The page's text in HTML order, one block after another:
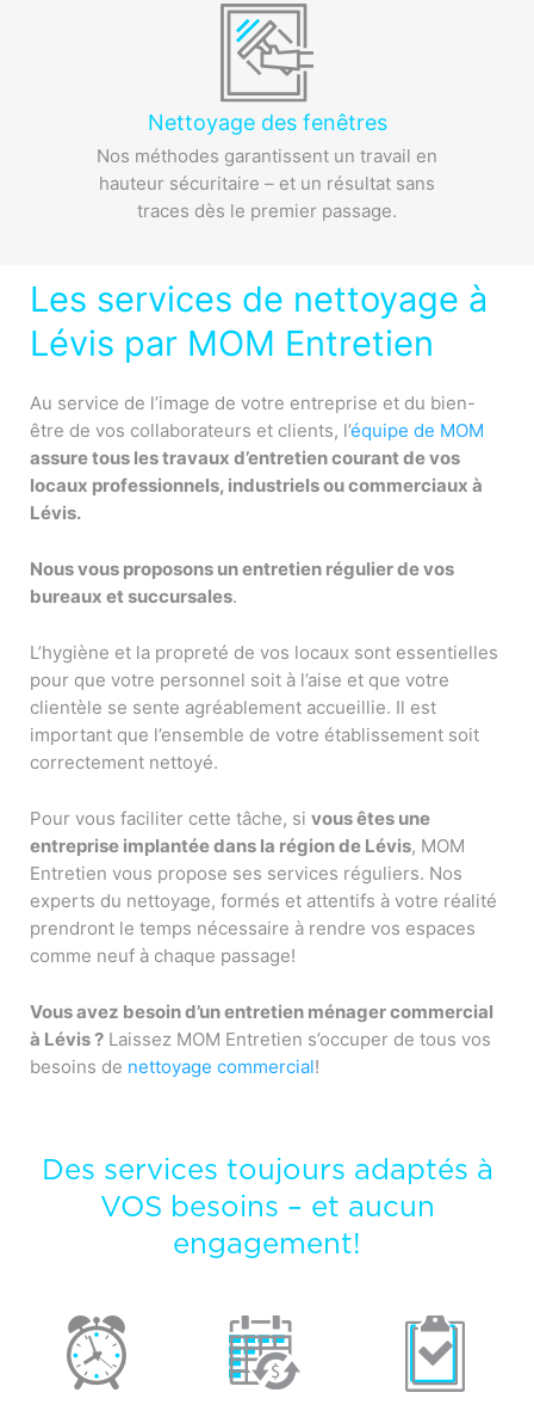
Nettoyage des fenêtres
Nos méthodes garantissent un travail en
hauteur sécuritaire – et un résultat sans
traces dès le premier passage.
Les services de nettoyage à
Lévis par MOM Entretien
Au service de l’image de votre entreprise et du bien-
être de vos collaborateurs et clients, l’équipe de MOM
assure tous les travaux d’entretien courant de vos
locaux professionnels, industriels ou commerciaux à
Lévis.
Nous vous proposons un entretien régulier de vos
bureaux et succursales.
L’hygiène et la propreté de vos locaux sont essentielles
pour que votre personnel soit à l’aise et que votre
clientèle se sente agréablement accueillie. Il est
important que l’ensemble de votre établissement soit
correctement nettoyé.
Pour vous faciliter cette tâche, si vous êtes une
entreprise implantée dans la région de Lévis, MOM
Entretien vous propose ses services réguliers. Nos
experts du nettoyage, formés et attentifs à votre réalité
prendront le temps nécessaire à rendre vos espaces
comme neuf à chaque passage!
Vous avez besoin d’un entretien ménager commercial
à Lévis ? Laissez MOM Entretien s’occuper de tous vos
besoins de nettoyage commercial!
Des services toujours adaptés à
VOS besoins – et aucun
engagement!